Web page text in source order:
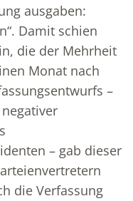
ausgaben:
Damit schien
die der Mehrheit
Monat nach
–
– gab dieser
die Verfassung